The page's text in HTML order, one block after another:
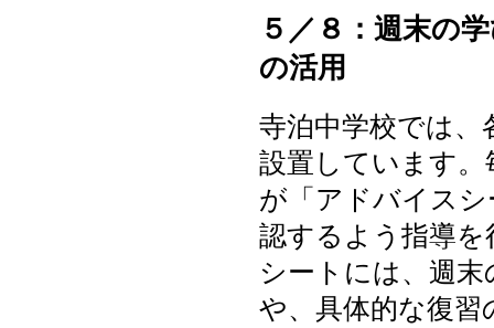
５／８：週末の
の活用
寺泊中学校では
設置しています。
が「アドバイス
認するよう指導
シートには、週
や、具体的な復